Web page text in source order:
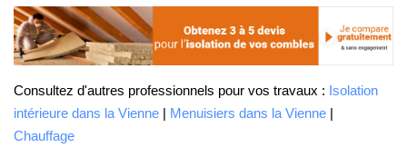
Consultez d'autres professionnels pour vos travaux : Isolation
intérieure dans la Vienne
Menuisiers dans la Vienne
Chauffage